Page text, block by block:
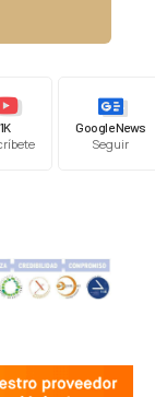
1K Google News
Seguir